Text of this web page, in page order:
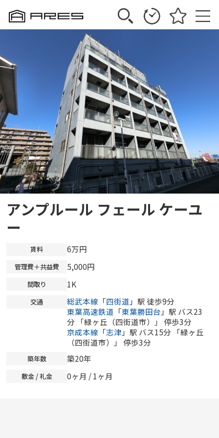
アンプルール フェール ケーユ
ー
賃料 6万円
管理費＋共益費 5,000円
間取り 1K
交通 総武本線 「四街道 」駅 徒歩9分
東葉高速鉄道 「東葉勝田台 」駅 バス23
分 「緑ヶ丘（四街道市）」 停歩3分
京成本線 「志津」駅 バス15分 「緑ヶ丘
（四街道市）」 停歩3分
築年数 築20年
敷金 / 礼金 0ヶ月 / 1ヶ月